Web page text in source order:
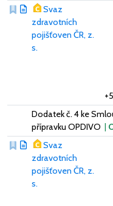
Svaz
zdravotních
pojišťoven ČR, z.
s.
Dodatek č. 4 ke
přípravku OPDIVO |
Svaz
zdravotních
pojišťoven ČR, z.
s.